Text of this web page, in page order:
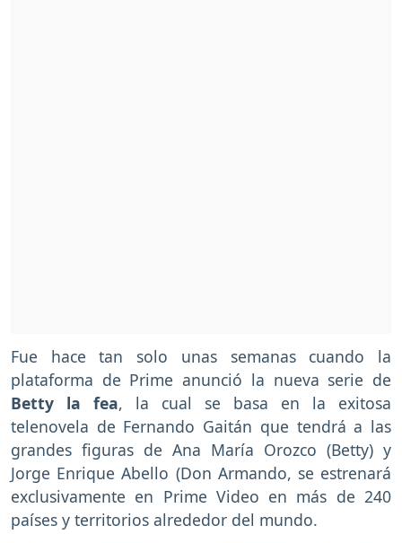
Fue hace tan solo unas semanas cuando la
plataforma de Prime anunció la nueva serie de
Betty la fea, la cual se basa en la exitosa
telenovela de Fernando Gaitán que tendrá a las
grandes figuras de Ana María Orozco (Betty) y
Jorge Enrique Abello (Don Armando, se estrenará
exclusivamente en Prime Video en más de 240
países y territorios alrededor del mundo.